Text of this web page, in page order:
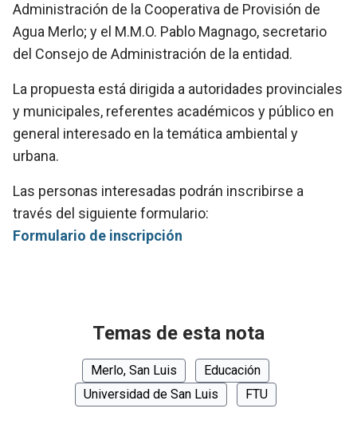
Administración de la Cooperativa de Provisión de
Agua Merlo; y el M.M.O. Pablo Magnago, secretario
del Consejo de Administración de la entidad.
La propuesta está dirigida a autoridades provinciales
y municipales, referentes académicos y público en
general interesado en la temática ambiental y
urbana.
Las personas interesadas podrán inscribirse a
través del siguiente formulario:
Formulario de inscripción
Temas de esta nota
Merlo, San Luis
Educación
Universidad de San Luis
FTU